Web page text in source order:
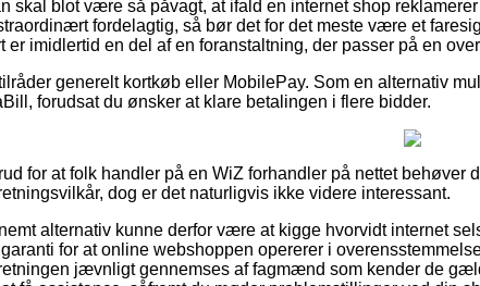
skal blot være så påvagt, at ifald en internet shop
fordelagtig, så bør det for det meste være et
er imidlertid en del af en foranstaltning, der passer på en
generelt kortkøb eller MobilePay. Som en alternativ
forudsat du ønsker at klare betalingen i flere bidder.
for at folk handler på en WiZ forhandler på nettet behøver
dog er det naturligvis ikke videre interessant.
alternativ kunne derfor være at kigge hvorvidt internet
for at online webshoppen opererer i
jævnligt gennemses af fagmænd som kender de